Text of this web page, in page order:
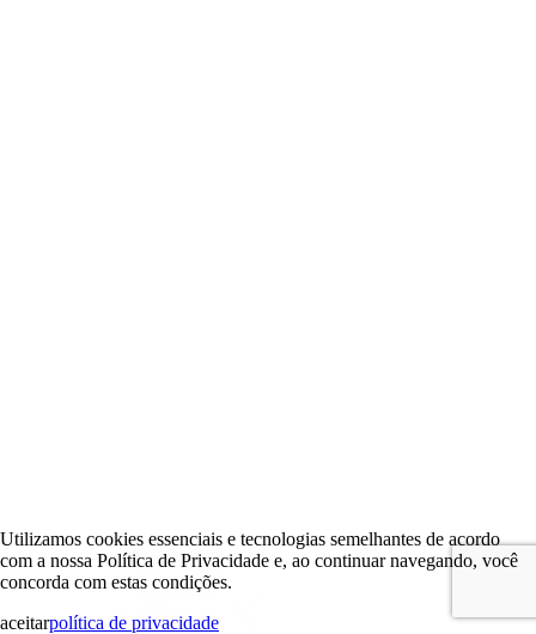
Utilizamos cookies essenciais e tecnologias semelhantes de acordo
com a nossa Política de Privacidade e, ao continuar navegando, você
concorda com estas condições.
aceitarpolítica de privacidade